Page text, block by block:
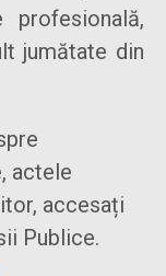
jumătate din
actele
accesați
Publice.